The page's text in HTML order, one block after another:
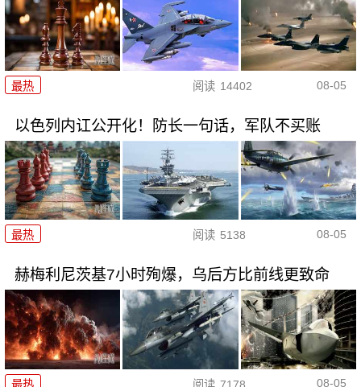
最热 阅读 14402 08-05
以色列内讧公开化！防长一句话，军队不买账
最热 阅读 5138 08-05
赫梅利尼茨基7小时殉爆，乌后方比前线更致命
最热 阅读 7178 08-05